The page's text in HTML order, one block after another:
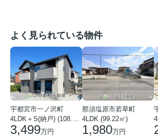
よく見られている物件
宇都宮市一ノ沢町
3,499万円
那須塩原市若草町
4LDK (99.22㎡)
1,980万円